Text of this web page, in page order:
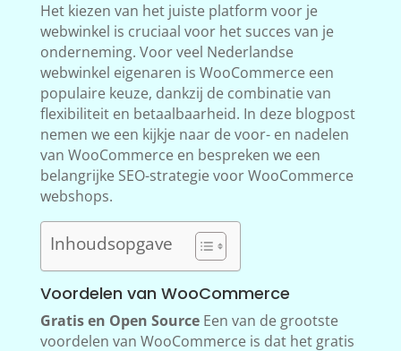
Het kiezen van het juiste platform voor je
webwinkel is cruciaal voor het succes van je
onderneming. Voor veel Nederlandse
webwinkel eigenaren is WooCommerce een
populaire keuze, dankzij de combinatie van
flexibiliteit en betaalbaarheid. In deze blogpost
nemen we een kijkje naar de voor- en nadelen
van WooCommerce en bespreken we een
belangrijke SEO-strategie voor WooCommerce
webshops.
Inhoudsopgave
Voordelen van WooCommerce
Gratis en Open SourceEen van de grootste
voordelen van WooCommerce is dat het gratis